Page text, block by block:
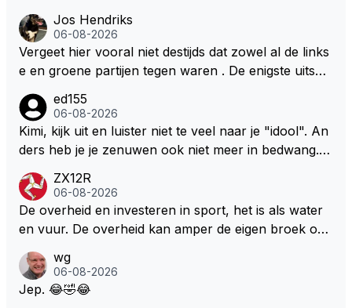
Jos Hendriks
06-08-2026
Vergeet hier vooral niet destijds dat zowel al de links
e en groene partijen tegen waren . De enigste uitspr
over dan kunnen ze hun eigen uitlaat gassen inade
men maar niet wetende was dat de F1 motor schone
r is dan een normale auto. Dus denk echt niet dat de
ters zullen steunen laat staan om een euro in het cir
cuit Zandvoort te steken
ed155
06-08-2026
Kimi, kijk uit en luister niet te veel naar je "idool". An
ders heb je je zenuwen ook niet meer in bedwang. Zi
Marquez/Jos ? Veel gezelliger
ZX12R
06-08-2026
De overheid en investeren in sport, het is als water
en vuur. De overheid kan amper de eigen broek oph
s. Je kunt de Staat het best vergelijken met de sherif
f van Nottinghem (Robin Hood) welk achter de bom
wg
06-08-2026
Jep. 😂🤣😂